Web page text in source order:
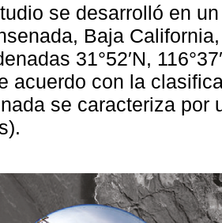
se desarrolló en
Baja
31°52′N,
acuerdo con la
se caracteriza por